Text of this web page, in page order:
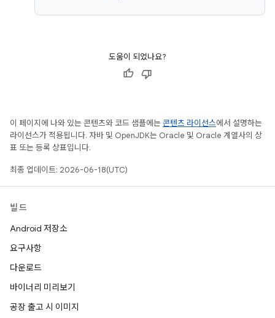
도움이 되었나요?
이 페이지에 나와 있는 콘텐츠와 코드 샘플에는 콘텐츠 라이선스에서 설명하는
라이선스가 적용됩니다. 자바 및 OpenJDK는 Oracle 및 Oracle 계열사의 상
표 또는 등록 상표입니다.
최종 업데이트: 2026-06-18(UTC)
빌드
Android 저장소
요구사항
다운로드
바이너리 미리보기
공장 출고 시 이미지